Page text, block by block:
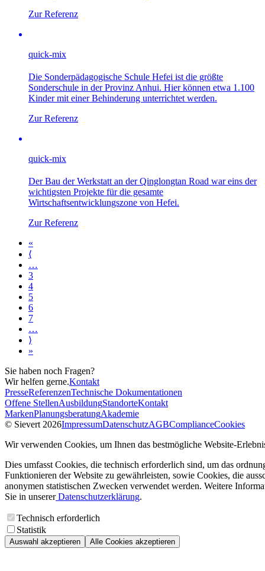
Zur Referenz
quick-mix
Die Sonderpädagogische Schule Hefei ist die größte
Sonderschule in der Provinz Anhui. Hier können etwa 1.100
Kinder mit einer Behinderung unterrichtet werden.
Zur Referenz
quick-mix
Der Bau der Werkstatt an der Qinglongtan Road war eins der
wichtigsten Projekte für die gesamte
Wirtschaftsentwicklungszone von Hefei.
Zur Referenz
«
⟨
…
3
4
5
6
7
…
⟩
»
Sie haben noch Fragen?
Wir helfen gerne.Kontakt
PresseReferenzenTechnische Dokumentationen
Offene StellenAusbildungStandorteKontakt
MarkenPlanungsberatungAkademie
© Sievert 2026ImpressumDatenschutzAGBComplianceCookies
Wir verwenden Cookies, um Ihnen das bestmögliche Website-
Dies umfasst Cookies, die technisch erforderlich sind, um das
Funktionieren der Website zu gewährleisten, sowie Cookies, die
anonymen statistischen Zwecken verwendet werden. Weitere
Sie in unsererDatenschutzerklärung.
Technisch erforderlich
Statistik
Auswahl akzeptieren Alle Cookies akzeptieren